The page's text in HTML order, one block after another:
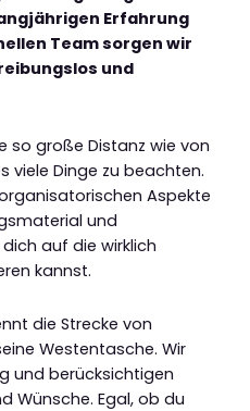
Erfahrung
Team sorgen wir
und
so große Distanz wie von
viele Dinge zu beachten.
Aspekte
und
auf die wirklich
kannst.
die Strecke von
Westentasche. Wir
und berücksichtigen
Wünsche. Egal, ob du